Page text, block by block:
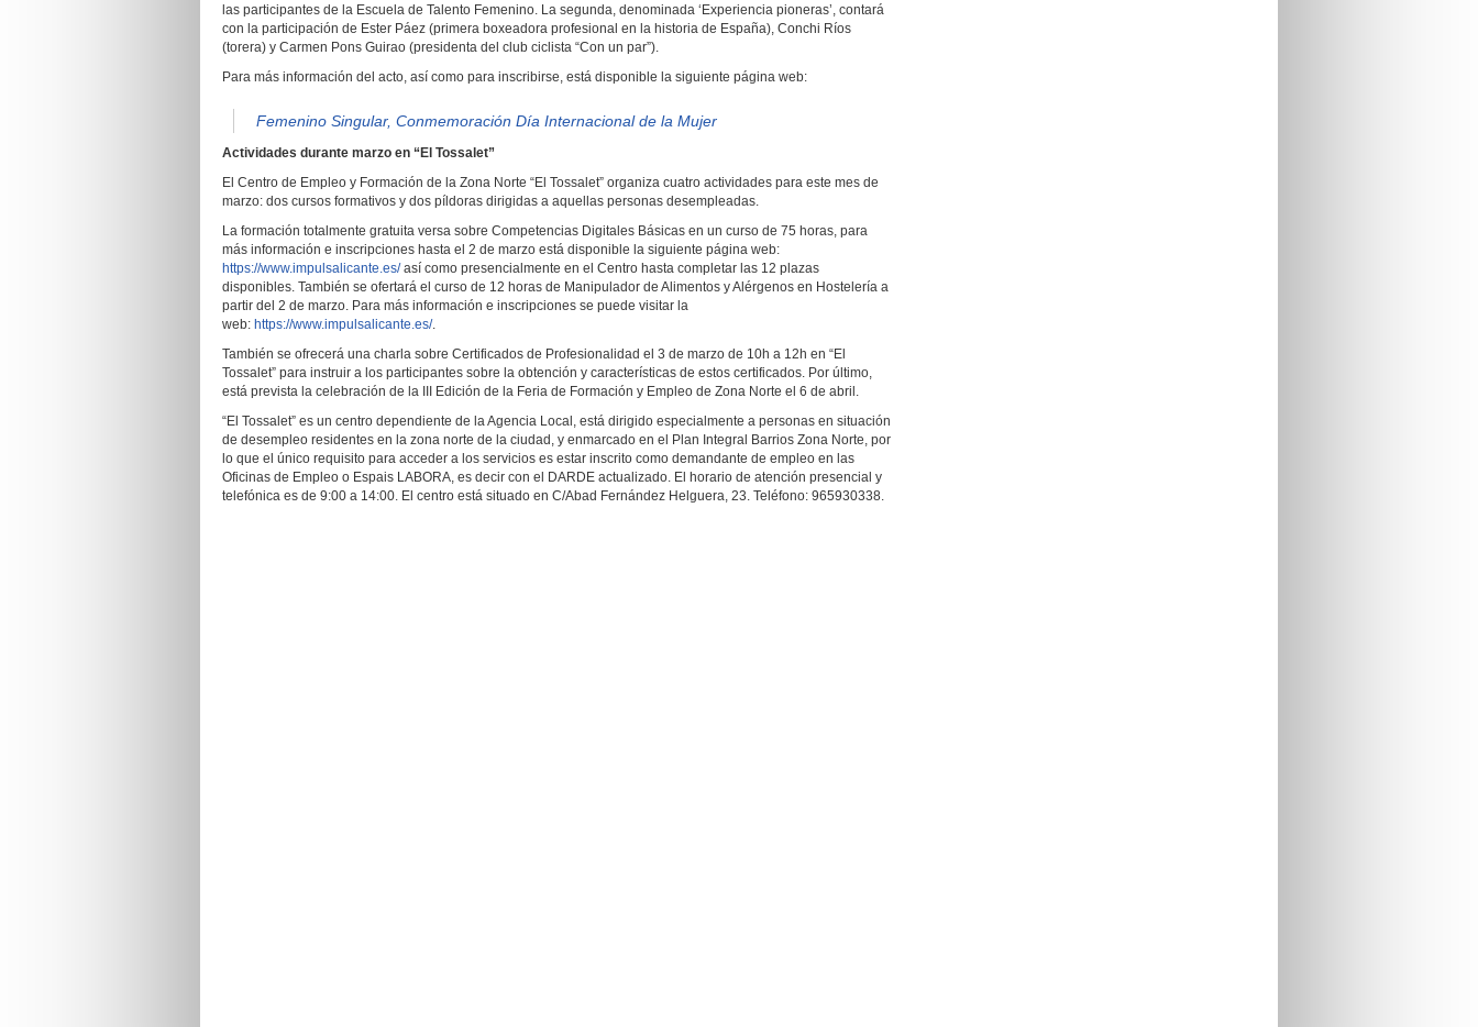
las participantes de la Escuela de Talento Femenino. La segunda, denominada ‘Experiencia pioneras’, contará
con la participación de Ester Páez (primera boxeadora profesional en la historia de España), Conchi Ríos
(torera) y Carmen Pons Guirao (presidenta del club ciclista “Con un par”).
Para más información del acto, así como para inscribirse, está disponible la siguiente página web:
Femenino Singular, Conmemoración Día Internacional de la Mujer
Actividades durante marzo en “El Tossalet”
El Centro de Empleo y Formación de la Zona Norte “El Tossalet” organiza cuatro actividades para este mes de
marzo: dos cursos formativos y dos píldoras dirigidas a aquellas personas desempleadas.
La formación totalmente gratuita versa sobre Competencias Digitales Básicas en un curso de 75 horas, para
más información e inscripciones hasta el 2 de marzo está disponible la siguiente página web:
https://www.impulsalicante.es/así como presencialmente en el Centro hasta completar las 12 plazas
disponibles. También se ofertará el curso de 12 horas de Manipulador de Alimentos y Alérgenos en Hostelería a
partir del 2 de marzo. Para más información e inscripciones se puede visitar la
web: https://www.impulsalicante.es/.
También se ofrecerá una charla sobre Certificados de Profesionalidad el 3 de marzo de 10h a 12h en “El
Tossalet” para instruir a los participantes sobre la obtención y características de estos certificados. Por último,
está prevista la celebración de la III Edición de la Feria de Formación y Empleo de Zona Norte el 6 de abril.
“El Tossalet” es un centro dependiente de la Agencia Local, está dirigido especialmente a personas en situación
de desempleo residentes en la zona norte de la ciudad, y enmarcado en el Plan Integral Barrios Zona Norte, por
lo que el único requisito para acceder a los servicios es estar inscrito como demandante de empleo en las
Oficinas de Empleo o Espais LABORA, es decir con el DARDE actualizado. El horario de atención presencial y
telefónica es de 9:00 a 14:00. El centro está situado en C/Abad Fernández Helguera, 23. Teléfono: 965930338.